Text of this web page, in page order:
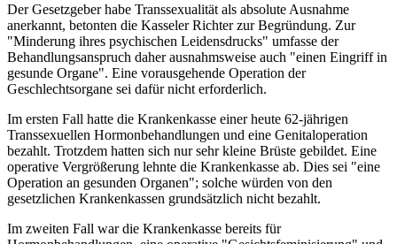
Der Gesetzgeber habe Transsexualität als absolute Ausnahme
anerkannt, betonten die Kasseler Richter zur Begründung. Zur
"Minderung ihres psychischen Leidensdrucks" umfasse der
Behandlungsanspruch daher ausnahmsweise auch "einen Eingriff in
gesunde Organe". Eine vorausgehende Operation der
Geschlechtsorgane sei dafür nicht erforderlich.
Im ersten Fall hatte die Krankenkasse einer heute 62-jährigen
Transsexuellen Hormonbehandlungen und eine Genitaloperation
bezahlt. Trotzdem hatten sich nur sehr kleine Brüste gebildet. Eine
operative Vergrößerung lehnte die Krankenkasse ab. Dies sei "eine
Operation an gesunden Organen"; solche würden von den
gesetzlichen Krankenkassen grundsätzlich nicht bezahlt.
Im zweiten Fall war die Krankenkasse bereits für